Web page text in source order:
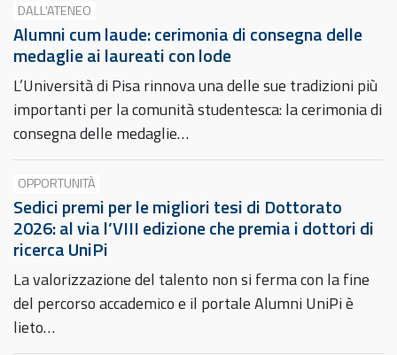
DALL'ATENEO
Alumni cum laude: cerimonia di consegna delle
medaglie ai laureati con lode
L’Università di Pisa rinnova una delle sue tradizioni più
importanti per la comunità studentesca: la cerimonia di
consegna delle medaglie…
OPPORTUNITÀ
Sedici premi per le migliori tesi di Dottorato
2026: al via l’VIII edizione che premia i dottori di
ricerca UniPi
La valorizzazione del talento non si ferma con la fine
del percorso accademico e il portale Alumni UniPi è
lieto…